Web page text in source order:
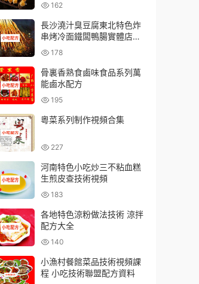
162
長沙澆汁臭豆腐東北特色炸
串烤冷面鐵闆鴨腸實體店小
吃技術視頻教程
178
骨裏香熟食鹵味食品系列萬
能鹵水配方
195
粵菜系列制作視頻合集
227
河南特色小吃炒三不粘血糕
生煎皮查技術視頻
183
各地特色涼粉做法技術 涼拌
配方大全
140
小漁村餐館菜品技術視頻課
程 小吃技術聯盟配方資料